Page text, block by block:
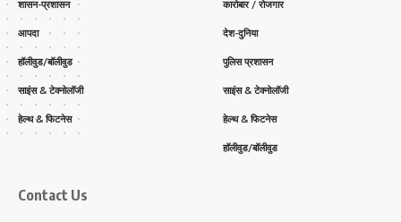
शासन-प्रशासन
आपदा
हॉलीवुड/बॉलीवुड
साइंस & टेक्नोलॉजी
हेल्थ & फिटनेस
कारोबार / रोजगार
देश-दुनिया
पुलिस प्रशासन
साइंस & टेक्नोलॉजी
हेल्थ & फिटनेस
हॉलीवुड/बॉलीवुड
Contact Us